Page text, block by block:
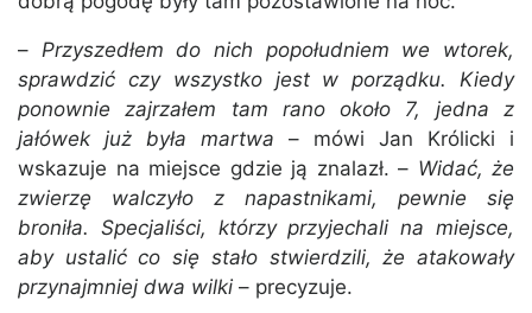
– Przyszedłem do nich popołudniem we wtorek,
sprawdzić czy wszystko jest w porządku. Kiedy
ponownie zajrzałem tam rano około 7, jedna z
jałówek już była martwa – mówi Jan Królicki i
wskazuje na miejsce gdzie ją znalazł. – Widać, że
zwierzę walczyło z napastnikami, pewnie się
broniła. Specjaliści, którzy przyjechali na miejsce,
aby ustalić co się stało stwierdzili, że atakowały
przynajmniej dwa wilki – precyzuje.